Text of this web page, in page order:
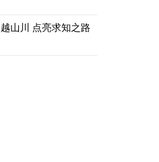
山川 点亮求知之路